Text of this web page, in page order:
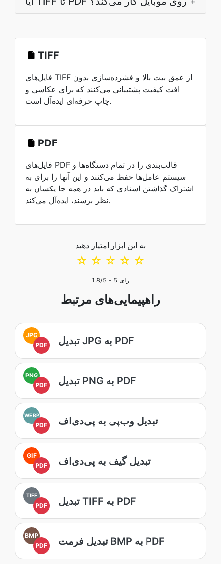
TIFF
فایل‌های TIFF از عمق بیت بالا و فشرده‌سازی بدون
افت کیفیت پشتیبانی می‌کنند که برای عکاسی و
چاپ حرفه‌ای ایده‌آل است.
PDF
فایل‌های PDF قالب‌بندی را در تمام دستگاه‌ها و
سیستم عامل‌ها حفظ می‌کنند و این آنها را برای به
اشتراک گذاشتن اسنادی که باید در همه جا یکسان به
نظر برسند، ایده‌آل می‌کند.
به این ابزار امتیاز دهید
☆
☆
☆
☆
☆
1.8/5 - 5 رای
راهپیمایی‌های مرتبط
JPG
PDF
تبدیل JPG به PDF
PNG
PDF
تبدیل PNG به PDF
WEBP
PDF تبدیل وب‌پی به پی‌دی‌اف
GIF
PDF
تبدیل گیف به پی‌دی‌اف
TIFF
PDF تبدیل TIFF به PDF
BMP
PDF
تبدیل فرمت BMP به PDF